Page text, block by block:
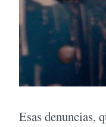
Esas denuncias,